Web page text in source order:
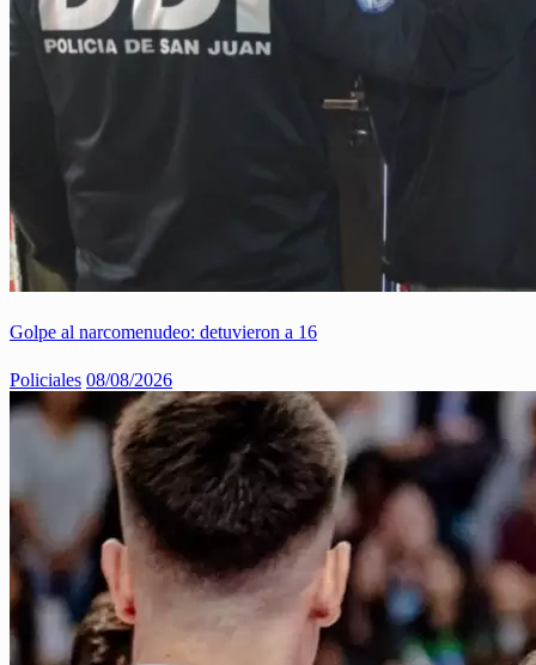
Golpe al narcomenudeo: detuvieron a 16
Policiales 08/08/2026